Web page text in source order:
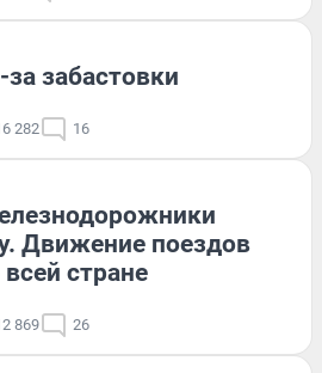
забастовки
282 16
Движение поездов
стране
869 26